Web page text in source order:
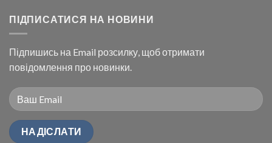
ПІДПИСАТИСЯ НА НОВИНИ
Підпишись на Email розсилку, щоб отримати
повідомлення про новинки.